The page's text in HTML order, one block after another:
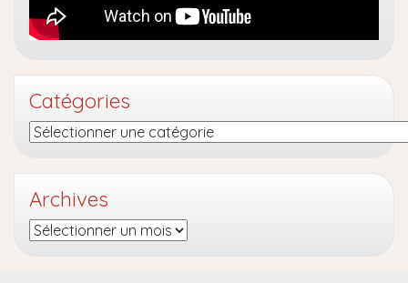
Catégories
Catégories
Archives
Archives